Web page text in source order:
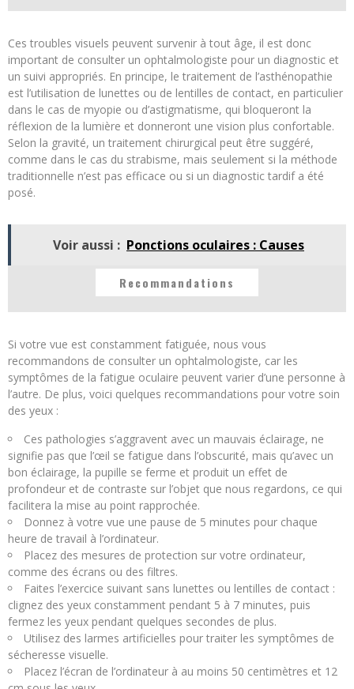
Ces troubles visuels peuvent survenir à tout âge, il est donc
important de consulter un ophtalmologiste pour un diagnostic et
un suivi appropriés. En principe, le traitement de l’asthénopathie
est l’utilisation de lunettes ou de lentilles de contact, en particulier
dans le cas de myopie ou d’astigmatisme, qui bloqueront la
réflexion de la lumière et donneront une vision plus confortable.
Selon la gravité, un traitement chirurgical peut être suggéré,
comme dans le cas du strabisme, mais seulement si la méthode
traditionnelle n’est pas efficace ou si un diagnostic tardif a été
posé.
Voir aussi : Ponctions oculaires : Causes
Recommandations
Si votre vue est constamment fatiguée, nous vous
recommandons de consulter un ophtalmologiste, car les
symptômes de la fatigue oculaire peuvent varier d’une personne à
l’autre. De plus, voici quelques recommandations pour votre soin
des yeux :
Ces pathologies s’aggravent avec un mauvais éclairage, ne
signifie pas que l’œil se fatigue dans l’obscurité, mais qu’avec un
bon éclairage, la pupille se ferme et produit un effet de
profondeur et de contraste sur l’objet que nous regardons, ce qui
facilitera la mise au point rapprochée.
Donnez à votre vue une pause de 5 minutes pour chaque
heure de travail à l’ordinateur.
Placez des mesures de protection sur votre ordinateur,
comme des écrans ou des filtres.
Faites l’exercice suivant sans lunettes ou lentilles de contact :
clignez des yeux constamment pendant 5 à 7 minutes, puis
fermez les yeux pendant quelques secondes de plus.
Utilisez des larmes artificielles pour traiter les symptômes de
sécheresse visuelle.
Placez l’écran de l’ordinateur à au moins 50 centimètres et 12